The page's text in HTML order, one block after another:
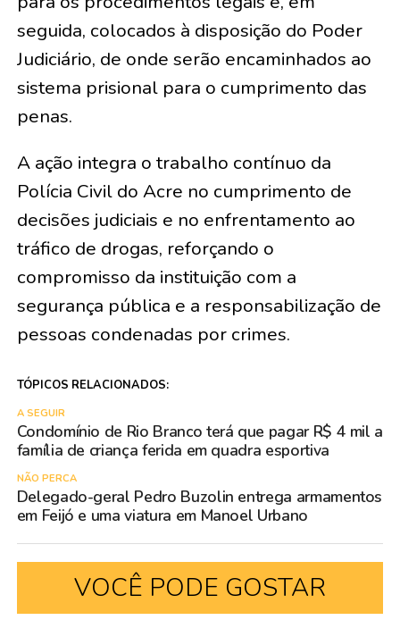
seguida, colocados à disposição do Poder
Judiciário, de onde serão encaminhados ao
sistema prisional para o cumprimento das
penas.
A ação integra o trabalho contínuo da
Polícia Civil do Acre no cumprimento de
decisões judiciais e no enfrentamento ao
tráfico de drogas, reforçando o
compromisso da instituição com a
segurança pública e a responsabilização de
pessoas condenadas por crimes.
TÓPICOS RELACIONADOS:
A SEGUIR
Condomínio de Rio Branco terá que pagar R$ 4 mil a
família de criança ferida em quadra esportiva
NÃO PERCA
Delegado-geral Pedro Buzolin entrega armamentos
em Feijó e uma viatura em Manoel Urbano
VOCÊ PODE GOSTAR